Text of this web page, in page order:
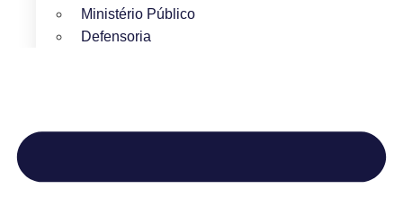
Ministério Público
Defensoria